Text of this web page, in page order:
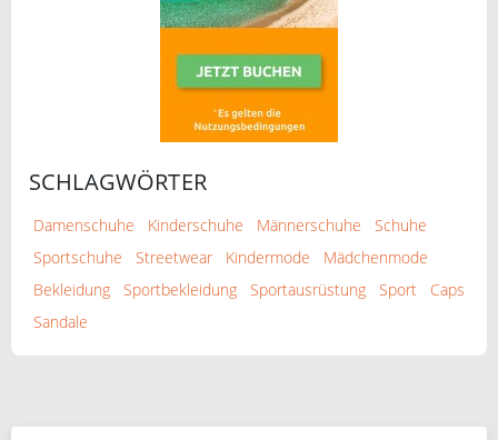
SCHLAGWÖRTER
Damenschuhe Kinderschuhe Männerschuhe
Schuhe
Sportschuhe
Streetwear Kindermode
Mädchenmode
Bekleidung
Sportbekleidung Sportausrüstung Sport
Caps
Sandale